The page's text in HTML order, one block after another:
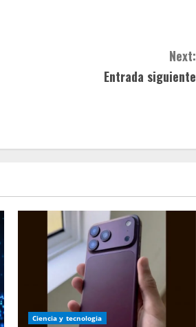
Next:
Entrada siguiente
Ciencia y tecnologia